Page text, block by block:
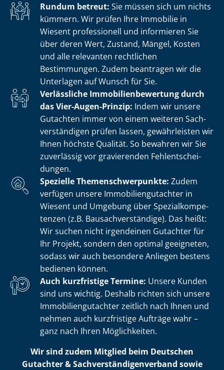
Rundum betreut: Sie müssen sich um nichts
kümmern. Wir prüfen Ihre Immobilie in
Wiesent professionell und informieren Sie
über deren Wert, Zustand, Mängel, Kosten
und alle relevanten rechtlichen
Bestimmungen. Zudem beantragen wir die
Unterlagen auf Wunsch für Sie.
Verlässliche Im­mo­bi­li­en­be­wer­tung durch
das Vier-Augen-Prinzip: Indem wir unsere
Gutachten immer von einem weiteren Sach­
ver­stän­di­gen prüfen lassen, gewährleisten wir
Ihnen höchste Qualität. So bewahren wir Sie
zuverlässig vor gravierenden Fehl­ent­schei­
dun­gen.
Spezielle The­men­schwer­punk­te: Zudem
verfügen unsere Im­mo­bi­li­en­gut­ach­ter in
Wiesent und Umgebung über Spe­zi­al­kom­pe­
ten­zen (z.B. Bau­sach­ver­stän­di­ge). Das heißt:
Wir suchen nicht irgendeinen Gutachter für
Ihr Projekt, sondern den optimal geeigneten,
sodass wir auch besondere Anliegen bestens
bedienen können.
Auch kurzfristige Termine: Unsere Kunden
sind uns wichtig. Deshalb richten sich unsere
Im­mo­bi­li­en­gut­ach­ter zeitlich nach Ihnen und
nehmen auch kurzfristige Aufträge wahr –
ganz nach Ihren Möglichkeiten.
Wir sind zudem Mitglied beim Deutschen
Gutachter & Sach­ver­stän­di­gen­ver­band sowie